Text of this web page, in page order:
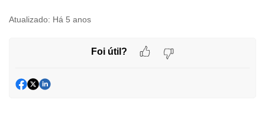
Atualizado: Há 5 anos
Foi útil?